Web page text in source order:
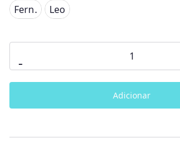
Fern.
Fern. Leo
-
de
Espreguiçadeira
Adicionar